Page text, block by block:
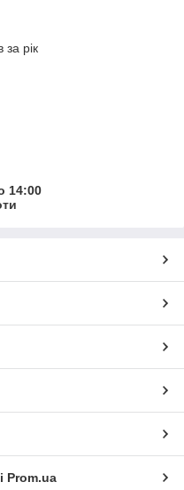
за рік
14:00
Prom.ua